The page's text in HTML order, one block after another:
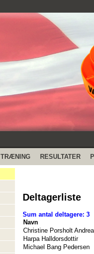
TRÆNING RESULTATER
Deltagerliste
Sum antal deltagere: 3
Navn
Christine Porsholt
Harpa Halldorsdottir
Michael Bang Pedersen